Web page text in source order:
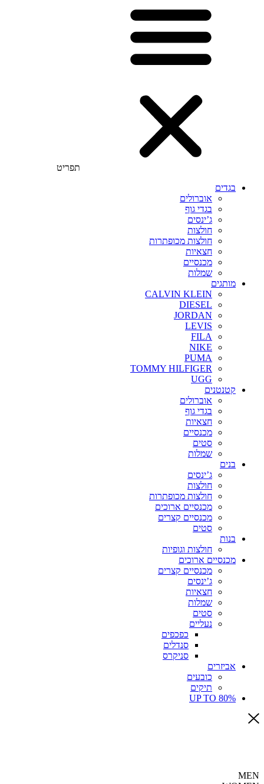
תפריט
בגדים
אוברולים
בגדי גוף
ג’ינסים
חולצות
חולצות מכופתרות
חצאיות
מכנסיים
שמלות
מותגים
CALVIN KLEIN
DIESEL
JORDAN
LEVIS
FILA
NIKE
PUMA
TOMMY HILFIGER
UGG
קטנטנים
אוברולים
בגדי גוף
חצאיות
מכנסיים
סטים
שמלות
בנים
ג’ינסים
חולצות
חולצות מכופתרות
מכנסיים ארוכים
מכנסיים קצרים
סטים
בנות
חולצות וגופיות
מכנסיים ארוכים
מכנסיים קצרים
ג’ינסים
חצאיות
שמלות
סטים
נעליים
כפכפים
סנדלים
סניקרס
אביזרים
כובעים
תיקים
UP TO 80%
MEN